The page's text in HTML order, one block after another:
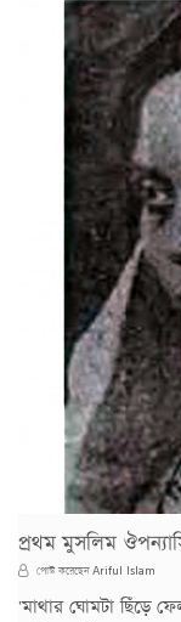
প্রথম মুসলিম
পোস্ট করেছেনAriful Islam
'মাথার ঘোমটা ছিঁড়ে